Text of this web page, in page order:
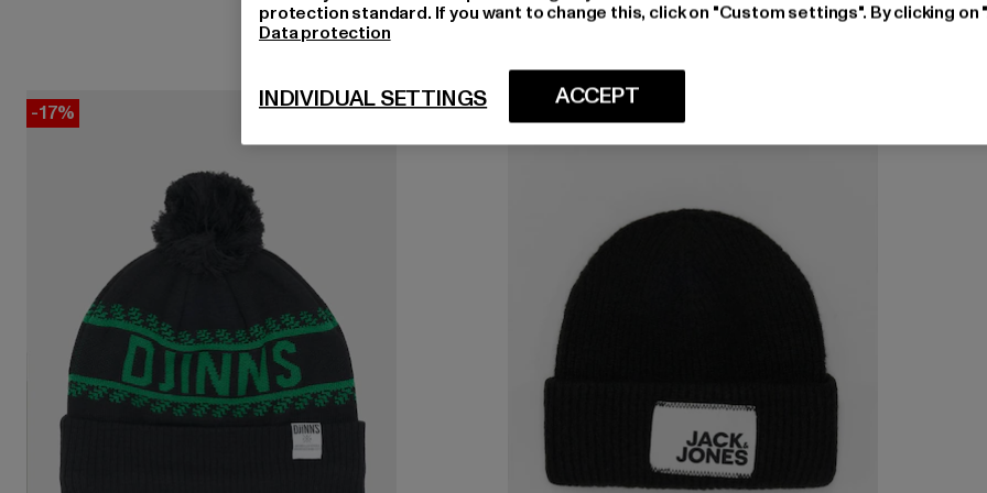
-17%
protection standard. If you want to change this, click on "Custom settings". By clicking
Data protection
ACCEPT
INDIVIDUAL SETTINGS